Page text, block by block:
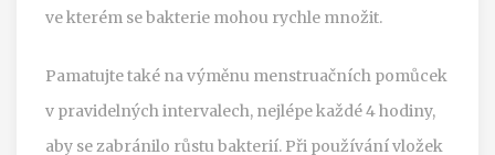
ve kterém se bakterie mohou rychle množit.
Pamatujte také na výměnu menstruačních pomůcek
v pravidelných intervalech, nejlépe každé 4 hodiny,
aby se zabránilo růstu bakterií. Při používání vložek